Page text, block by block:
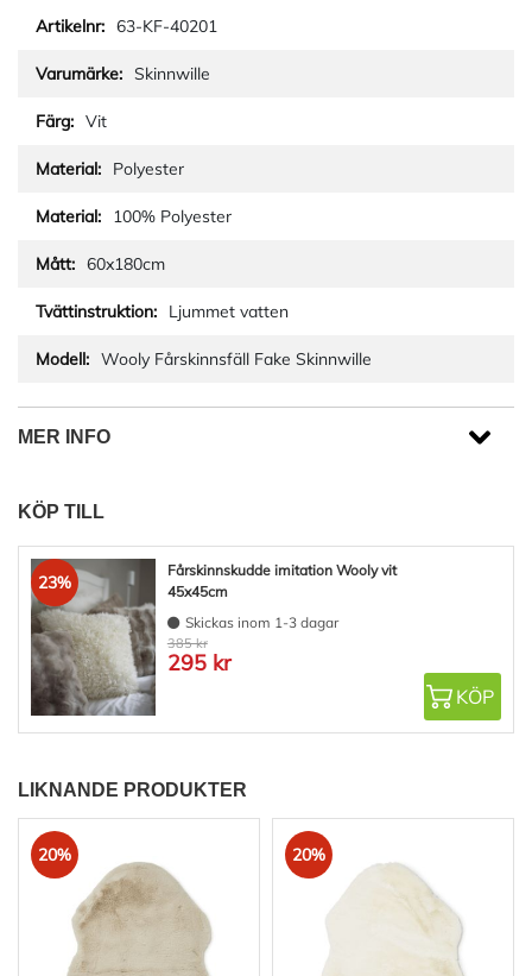
63-KF-40201
Skinnwille
Vit
Polyester
100% Polyester
60x180cm
Ljummet vatten
Wooly Fårskinnsfäll Fake Skinnwille
MER INFO
KÖP TILL
23%
Fårskinnskudde imitation Wooly vit
45x45cm
Skickas inom 1-3 dagar
385 kr
295 kr
KÖP
LIKNANDE PRODUKTER
20% 20%